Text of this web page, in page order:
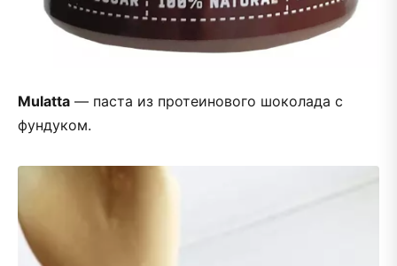
Mulatta — паста из протеинового шоколада с
фундуком.